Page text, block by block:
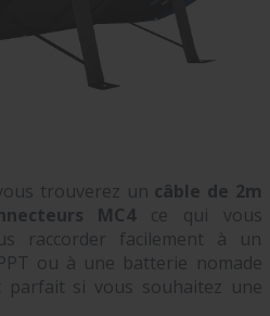
trouverez un câble de 2m
MC4ce qui vous
raccorder facilement à un
ou à une batterie nomade
parfait si vous souhaitez une